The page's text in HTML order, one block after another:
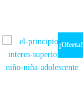
¡Oferta!